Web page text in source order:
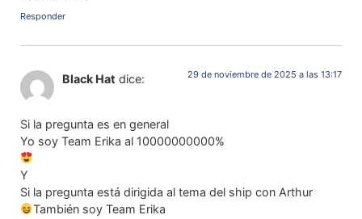
Responder
Black Hat dice: 29 de noviembre de 2025 a las 13:17
Si la pregunta es en general
Yo soy Team Erika al 10000000000%
Y
Si la pregunta está dirigida al tema del ship con Arthur
También soy Team Erika